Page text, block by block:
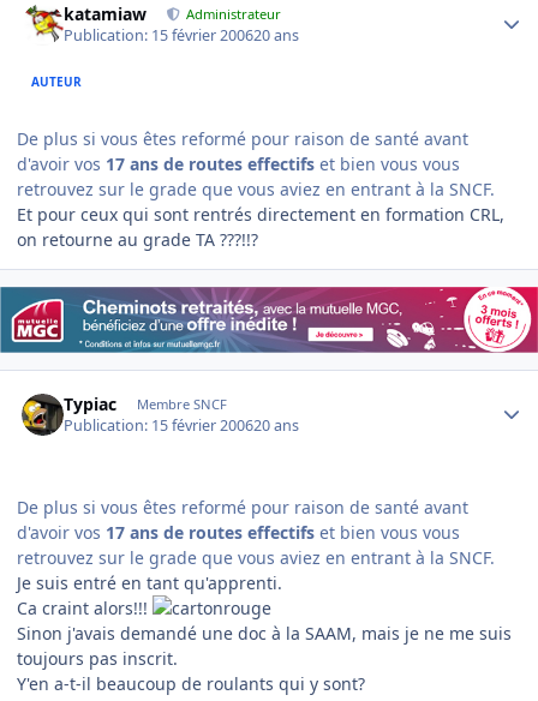
katamiaw Administrateur
Publication: 15 février 200620 ans
AUTEUR
De plus si vous êtes reformé pour raison de santé avant
d'avoir vos 17 ans de routes effectifs et bien vous vous
retrouvez sur le grade que vous aviez en entrant à la SNCF.
Et pour ceux qui sont rentrés directement en formation CRL,
on retourne au grade TA ???!!?
Typiac Membre SNCF
Publication: 15 février 200620 ans
De plus si vous êtes reformé pour raison de santé avant
d'avoir vos 17 ans de routes effectifs et bien vous vous
retrouvez sur le grade que vous aviez en entrant à la SNCF.
Je suis entré en tant qu'apprenti.
Ca craint alors!!!
Sinon j'avais demandé une doc à la SAAM, mais je ne me suis
toujours pas inscrit.
Y'en a-t-il beaucoup de roulants qui y sont?